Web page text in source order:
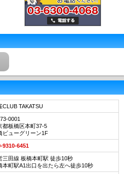
CLUB TAKATSU
0001
都板橋区本町37-5
ビューグリーン1F
9310-6451
三田線 板橋本町駅 徒歩10秒
本町駅A1出口を出たら左へ徒歩10秒